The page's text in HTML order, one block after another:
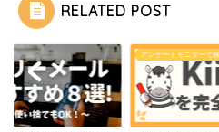
RELATED POST
アンケートモニターで